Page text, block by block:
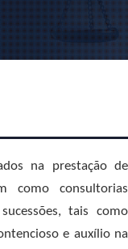
na prestação de
como consultorias
tais como
e auxílio na